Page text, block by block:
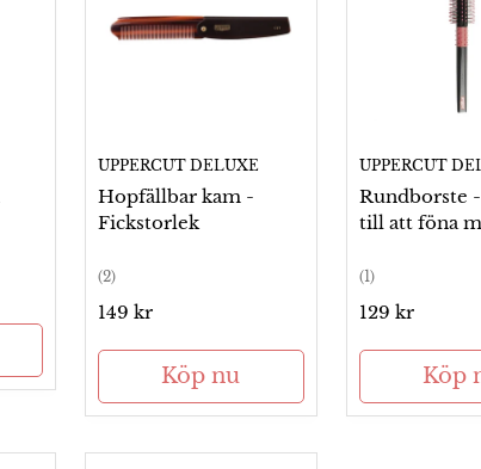
UPPERCUT DELUXE
Hopfällbar kam -
Fickstorlek
(2)
Ordinarie
149 kr
Köp nu
UPPERCUT
Rundborste
till att föna
(1)
Ordinarie
129 kr
Köp